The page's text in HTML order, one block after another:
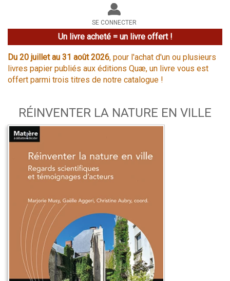
le
site
SE CONNECTER
Un livre acheté = un livre offert !
Du 20 juillet au 31 août 2026, pour l'achat d'un ou plusieurs
livres papier publiés aux éditions Quæ, un livre vous est
offert parmi trois titres de notre catalogue !
RÉINVENTER LA NATURE EN VILLE